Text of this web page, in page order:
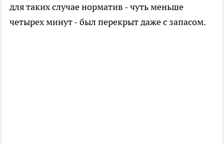
для таких случае норматив - чуть меньше
четырех минут - был перекрыт даже с запасом.